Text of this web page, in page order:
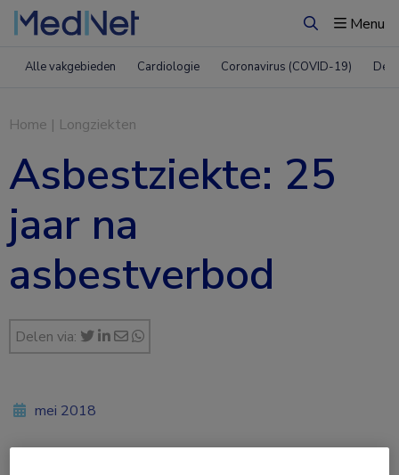
ZoekenMenu
Alle vakgebieden Cardiologie Coronavirus (COVID-19)
Home | Longziekten
Asbestziekte: 25
jaar na
asbestverbod
Delen via:
mei 2018